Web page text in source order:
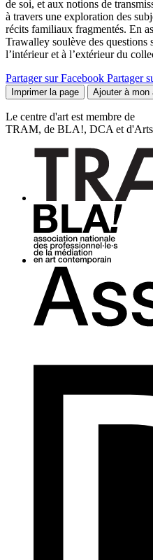
de soi, et aux notions de
à travers une exploration des
récits familiaux fragmentés. En
Trawalley soulève des questions
l’intérieur et à l’extérieur du
Partager sur Facebook Partager
Imprimer la page Ajouter à mon
Le centre d'art est membre de
TRAM, de BLA!, DCA et d'Arts